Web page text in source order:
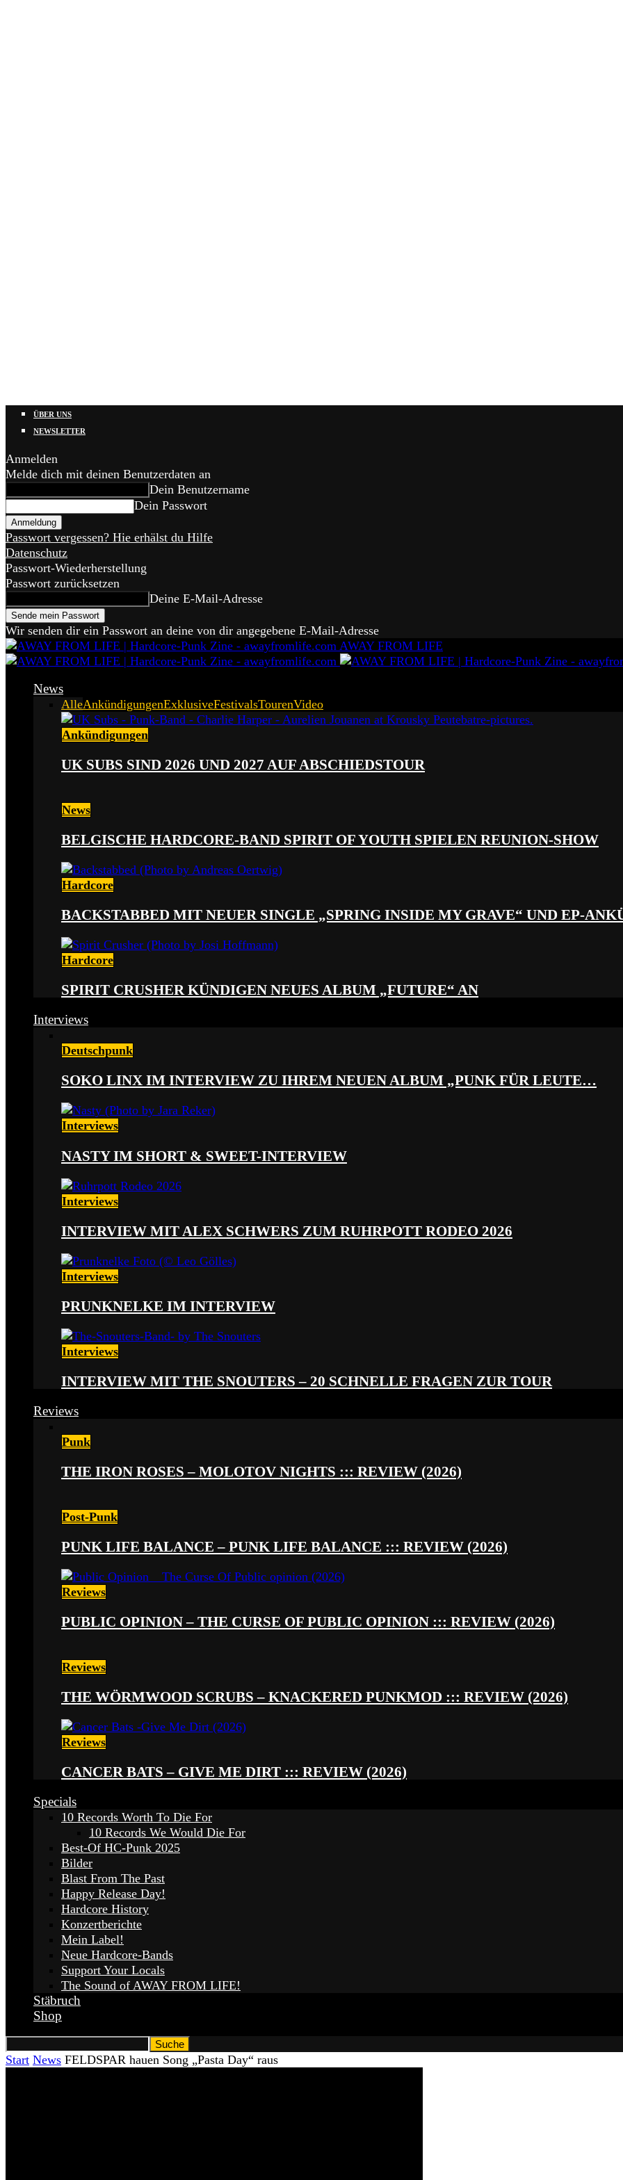
ÜBER UNS
NEWSLETTER
Anmelden
Melde dich mit deinen Benutzerdaten an
Dein Benutzername
Dein Passwort
Passwort vergessen? Hie erhälst du Hilfe
Datenschutz
Passwort-Wiederherstellung
Passwort zurücksetzen
Deine E-Mail-Adresse
Wir senden dir ein Passwort an deine von dir angegebene E-Mail-Adresse
AWAY FROM LIFE
News
AlleAnkündigungenExklusiveFestivalsTourenVideo
Ankündigungen
UK SUBS SIND 2026 UND 2027 AUF ABSCHIEDSTOUR
News
BELGISCHE HARDCORE-BAND SPIRIT OF YOUTH SPIELEN REUNION-SHOW
Hardcore
BACKSTABBED MIT NEUER SINGLE „SPRING INSIDE MY GRAVE“ UND EP-
Hardcore
SPIRIT CRUSHER KÜNDIGEN NEUES ALBUM „FUTURE“ AN
Interviews
Deutschpunk
SOKO LINX IM INTERVIEW ZU IHREM NEUEN ALBUM „PUNK FÜR LEUTE…
Interviews
NASTY IM SHORT & SWEET-INTERVIEW
Interviews
INTERVIEW MIT ALEX SCHWERS ZUM RUHRPOTT RODEO 2026
Interviews
PRUNKNELKE IM INTERVIEW
Interviews
INTERVIEW MIT THE SNOUTERS – 20 SCHNELLE FRAGEN ZUR TOUR
Reviews
Punk
THE IRON ROSES – MOLOTOV NIGHTS ::: REVIEW (2026)
Post-Punk
PUNK LIFE BALANCE – PUNK LIFE BALANCE ::: REVIEW (2026)
Reviews
PUBLIC OPINION – THE CURSE OF PUBLIC OPINION ::: REVIEW (2026)
Reviews
THE WÖRMWOOD SCRUBS – KNACKERED PUNKMOD ::: REVIEW (2026)
Reviews
CANCER BATS – GIVE ME DIRT ::: REVIEW (2026)
Specials
10 Records Worth To Die For
10 Records We Would Die For
Best-Of HC-Punk 2025
Bilder
Blast From The Past
Happy Release Day!
Hardcore History
Konzertberichte
Mein Label!
Neue Hardcore-Bands
Support Your Locals
The Sound of AWAY FROM LIFE!
Stäbruch
Shop
Start News FELDSPAR hauen Song „Pasta Day“ raus